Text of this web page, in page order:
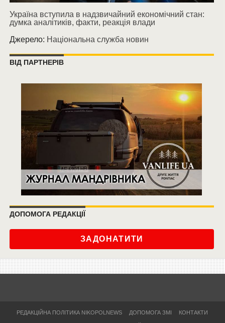
Україна вступила в надзвичайний економічний стан:
думка аналітиків, факти, реакція влади
Джерело: Національна служба новин
ВІД ПАРТНЕРІВ
ДОПОМОГА РЕДАКЦІЇ
ЗАДОНАТИТИ
РЕДАКЦІЙНА ПОЛІТИКА NIKOPOLNEWS ДОПОМОГА ЗМІ КОНТАКТИ